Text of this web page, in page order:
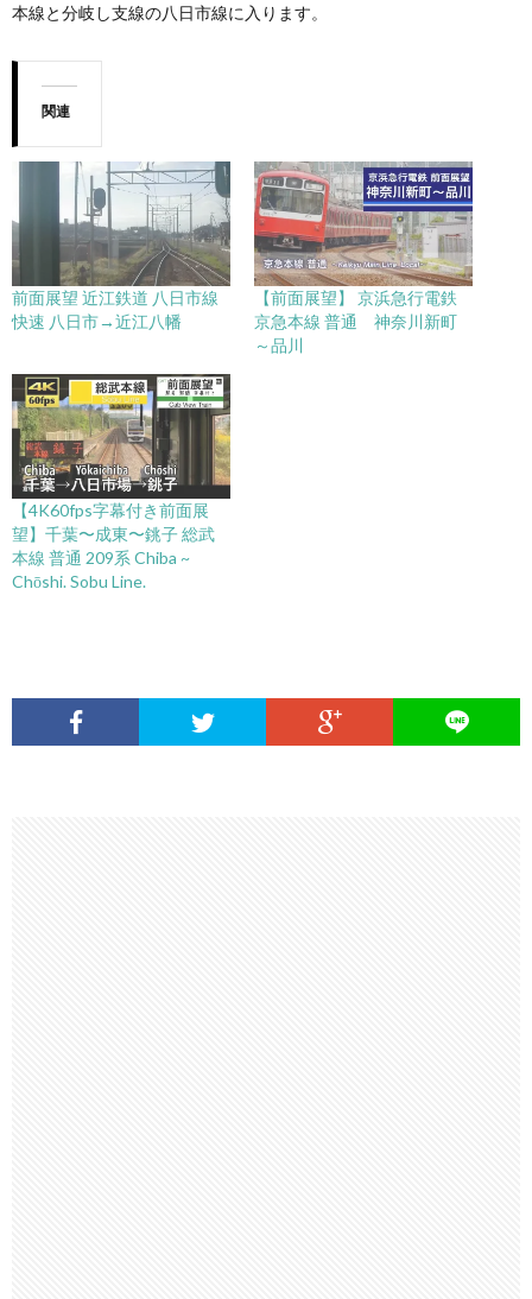
本線と分岐し支線の八日市線に入ります。
関連
前面展望 近江鉄道 八日市線
快速 八日市→近江八幡
【前面展望】 京浜急行電鉄
京急本線 普通 神奈川新町
～品川
【4K60fps字幕付き前面展
望】千葉〜成東〜銚子 総武
本線 普通 209系 Chiba ~
Chōshi. Sobu Line.